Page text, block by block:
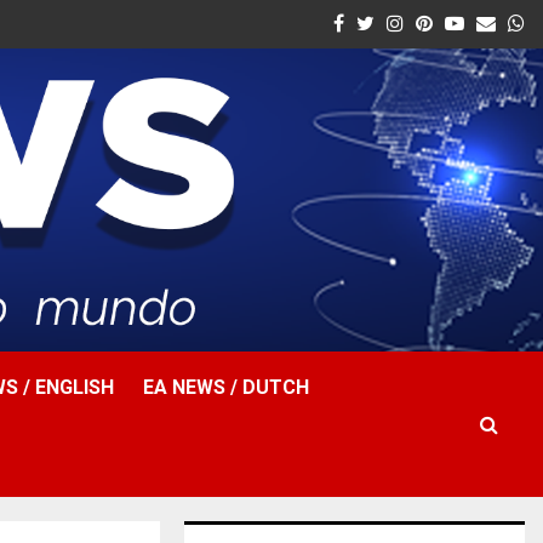
Facebook
Twitter
Instagram
Pinterest
Youtube
Email
/ ENGLISH EA NEWS / DUTCH